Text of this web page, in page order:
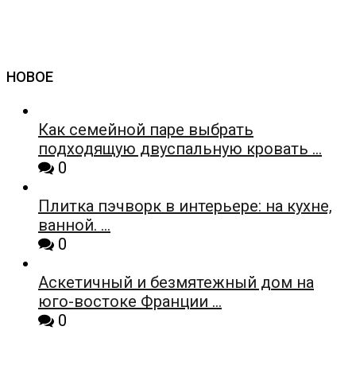
НОВОЕ
Как семейной паре выбрать
подходящую двуспальную кровать …
0
Плитка пэчворк в интерьере: на кухне,
ванной. …
0
Аскетичный и безмятежный дом на
юго-востоке Франции …
0